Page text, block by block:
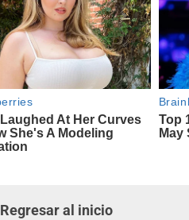
Regresar al inicio